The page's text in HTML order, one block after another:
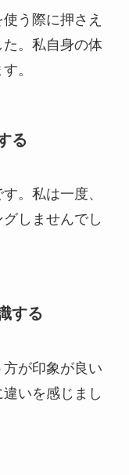
う際に押さえ
。私自身の体
。
る
。私は一度、
しませんでし
する
が印象が良い
いを感じまし